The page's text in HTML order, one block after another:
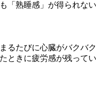
熟睡感」が得られない
たびに心臓がバクバ
ときに疲労感が残って